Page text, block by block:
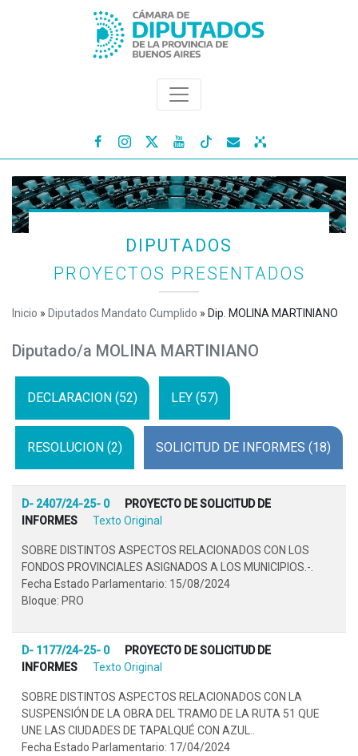
   
DIPUTADOS
PROYECTOS PRESENTADOS
Inicio » Diputados Mandato Cumplido » Dip. MOLINA MARTINIANO
Diputado/a MOLINA MARTINIANO
DECLARACION (52) LEY (57)
RESOLUCION (2) SOLICITUD DE INFORMES (18)
D- 2407/24-25- 0
PROYECTO DE SOLICITUD DE
INFORMES
Texto Original
SOBRE DISTINTOS ASPECTOS RELACIONADOS CON LOS
FONDOS PROVINCIALES ASIGNADOS A LOS MUNICIPIOS.-.
Fecha Estado Parlamentario: 15/08/2024
Bloque: PRO
D- 1177/24-25- 0
PROYECTO DE SOLICITUD DE
INFORMES
Texto Original
SOBRE DISTINTOS ASPECTOS RELACIONADOS CON LA
SUSPENSIÓN DE LA OBRA DEL TRAMO DE LA RUTA 51 QUE
UNE LAS CIUDADES DE TAPALQUÉ CON AZUL..
Fecha Estado Parlamentario: 17/04/2024